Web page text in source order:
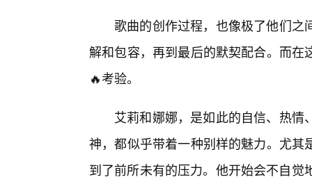
歌曲的创作过程，也像极了他们之
解和包容，再到最后的默契配合。而
🔥考验。
艾莉和娜娜，是如此的自信、热
神，都似乎带着一种别样的魅力。尤
到了前所未有的压力。他开始会不自